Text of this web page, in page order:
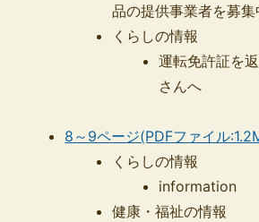
品の提供事業者を募集
くらしの情報
運転免許証を
さんへ
8～9ページ(PDFファイル
くらしの情報
information
健康・福祉の情報